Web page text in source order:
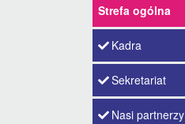
Strefa ogólna
Kadra
Sekretariat
Nasi partnerzy